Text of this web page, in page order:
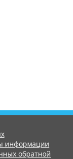
информации
обратной